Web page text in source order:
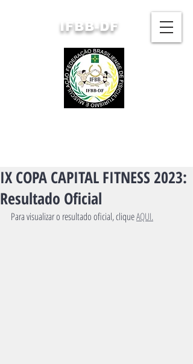
IFBB-DF
IX COPA CAPITAL FITNESS 2023:
Resultado Oficial
Para visualizar o resultado oficial, clique AQUI.